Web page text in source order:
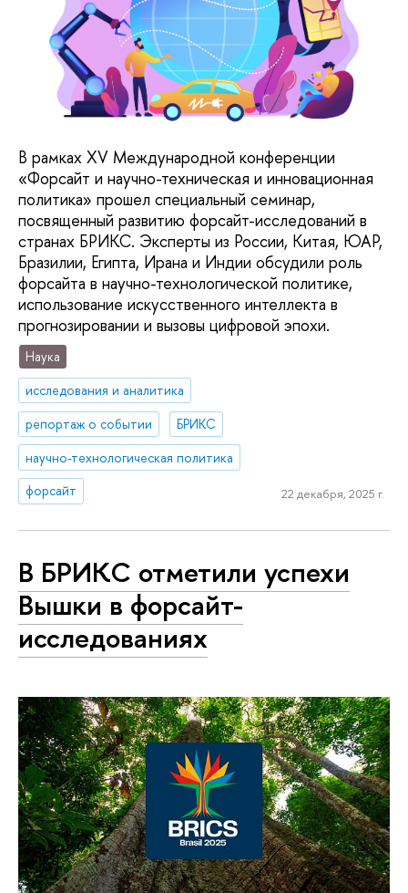
В рамках XV Международной конференции
«Форсайт и научно-техническая и инновационная
политика» прошел специальный семинар,
посвященный развитию форсайт-исследований в
странах БРИКС. Эксперты из России, Китая, ЮАР,
Бразилии, Египта, Ирана и Индии обсудили роль
форсайта в научно-технологической политике,
использование искусственного интеллекта в
прогнозировании и вызовы цифровой эпохи.
Наука
исследования и аналитика
репортаж о событии
БРИКС
научно-технологическая политика
форсайт
22 декабря, 2025 г.
В БРИКС отметили успехи
Вышки в форсайт-
исследованиях